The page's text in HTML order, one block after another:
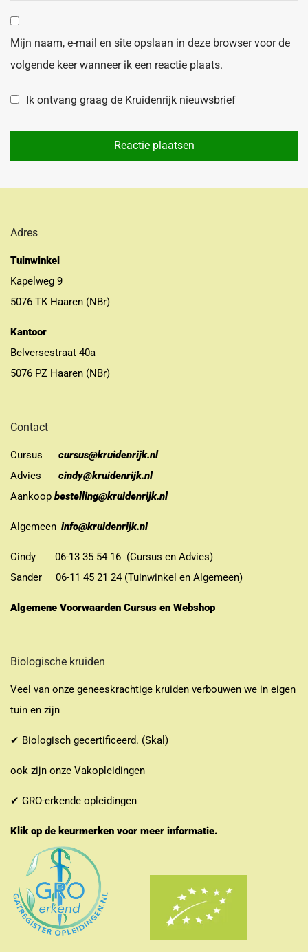
Mijn naam, e-mail en site opslaan in deze browser voor de
volgende keer wanneer ik een reactie plaats.
Ik ontvang graag de Kruidenrijk nieuwsbrief
Adres
Tuinwinkel
Kapelweg 9
5076 TK Haaren (NBr)
Kantoor
Belversestraat 40a
5076 PZ Haaren (NBr)
Contact
Cursus
cursus@kruidenrijk.nl
Advies
cindy@kruidenrijk.nl
Aankoop bestelling@kruidenrijk.nl
Algemeen info@kruidenrijk.nl
Cindy 06-13 35 54 16 (Cursus en Advies)
Sander 06-11 45 21 24 (Tuinwinkel en Algemeen)
Algemene Voorwaarden Cursus en Webshop
Biologische kruiden
Veel van onze geneeskrachtige kruiden verbouwen we in eigen
tuin en zijn
✔ Biologisch gecertificeerd. (Skal)
ook zijn onze Vakopleidingen
✔ GRO-erkende opleidingen
Klik op de keurmerken voor meer informatie.